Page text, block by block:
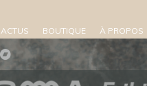
ACTUS BOUTIQUE À PROPOS